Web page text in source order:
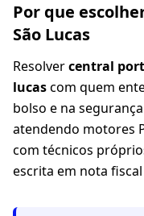
Por que
São Lucas
Resolvercentral
lucascom quem
bolso e na
atendendo motores
com técnicos
escrita em nota